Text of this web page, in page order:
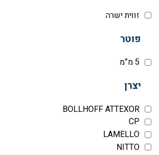
זווית ישרה
פוטר
5 מ”מ
יצרן
BOLLHOFF ATTEXOR
CP
LAMELLO
NITTO